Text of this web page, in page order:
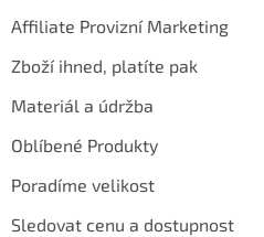
Affiliate Provizní Marketing
Zboží ihned, platíte pak
Materiál a údržba
Oblíbené Produkty
Poradíme velikost
Sledovat cenu a dostupnost